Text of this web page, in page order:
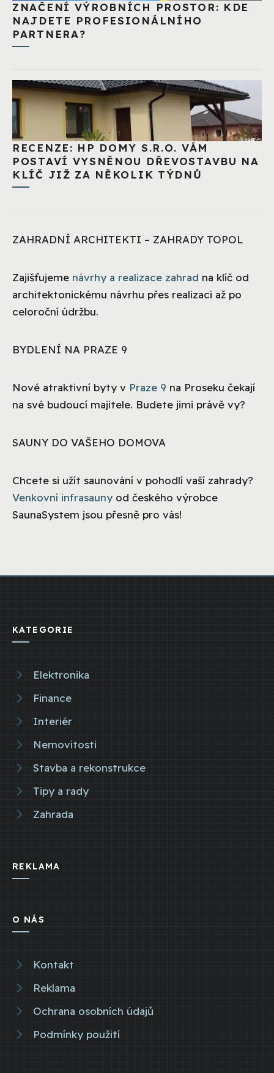
ZNAČENÍ VÝROBNÍCH PROSTOR: KDE
NAJDETE PROFESIONÁLNÍHO
PARTNERA?
RECENZE: HP DOMY S.R.O. VÁM
POSTAVÍ VYSNĚNOU DŘEVOSTAVBU NA
KLÍČ JIŽ ZA NĚKOLIK TÝDNŮ
ZAHRADNÍ ARCHITEKTI – ZAHRADY TOPOL
Zajišťujeme návrhy a realizace zahrad na klíč od
architektonickému návrhu přes realizaci až po
celoroční údržbu.
BYDLENÍ NA PRAZE 9
Nové atraktivní byty v Praze 9 na Proseku čekají
na své budoucí majitele. Budete jimi právě vy?
SAUNY DO VAŠEHO DOMOVA
Chcete si užít saunování v pohodlí vaší zahrady?
Venkovní infrasauny od českého výrobce
SaunaSystem jsou přesně pro vás!
KATEGORIE
Elektronika
Finance
Interiér
Nemovitosti
Stavba a rekonstrukce
Tipy a rady
Zahrada
REKLAMA
O NÁS
Kontakt
Reklama
Ochrana osobních údajů
Podmínky použití